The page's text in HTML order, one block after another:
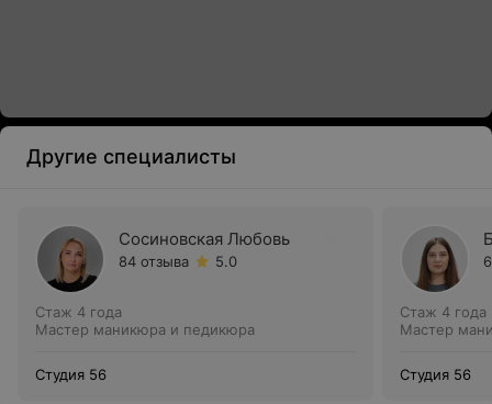
Другие специалисты
Сосиновская Любовь
84 отзыва 5.0
Стаж 4 года
Мастер маникюра и педикюра
Студия 56
Стаж 4 года
Мастер
Студия 56